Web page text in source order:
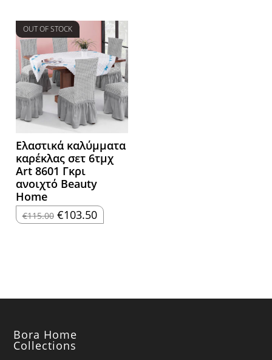
€103.50.
OUT OF STOCK
Ελαστικά καλύμματα
καρέκλας σετ 6τμχ
Art 8601 Γκρι
ανοιχτό Beauty
Home
€115.00 Original
price
€103.50Η
τρέχουσα
Bora Home
Collections